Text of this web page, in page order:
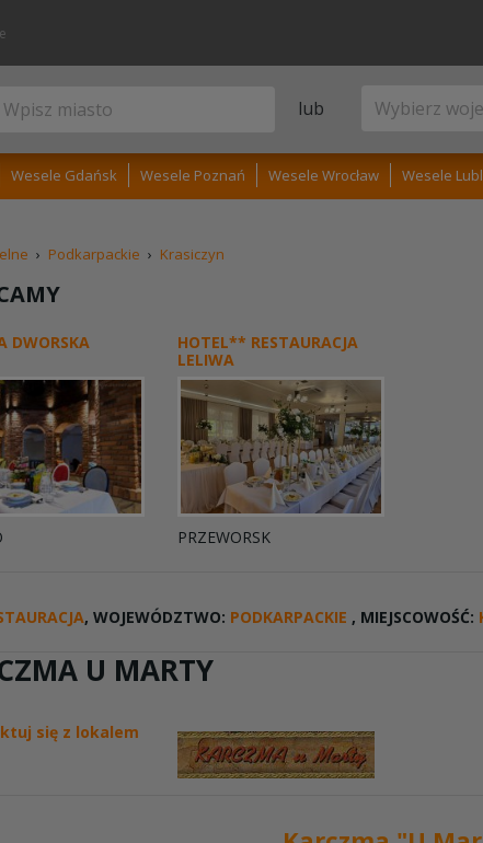
lub
Wesele Gdańsk Wesele Poznań Wesele Wrocław Wesele
› Podkarpackie › Krasiczyn
DWORSKA
HOTEL** RESTAURACJA
LELIWA
PRZEWORSK
, WOJEWÓDZTWO: PODKARPACKIE , MIEJSCOWOŚĆ:
U MARTY
się z lokalem